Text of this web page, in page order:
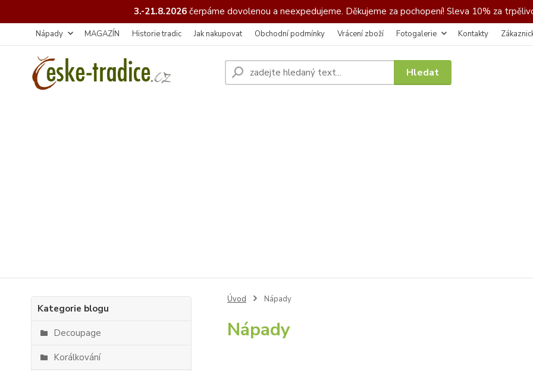
3.-21.8.2026čerpáme dovolenou a neexpedujeme. Děkujeme za pochopení! Sleva 10% za
Nápady MAGAZÍN Historie tradic Jak nakupovat Obchodní podmínky Vrácení zboží Fotogalerie Kontakty
Hledat
Kategorie blogu
Decoupage
Korálkování
Úvod Nápady
Nápady